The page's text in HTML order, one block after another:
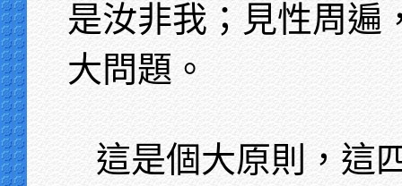
是汝非我；見性周遍
大問題。
這是個大原則，這